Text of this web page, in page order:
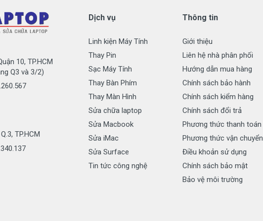
hàng Đông Á, TP.HCM
Thiện
hàng Sacombank, TPHCM
trực tiếp gọi
được tiền.
– thay thế – bảo hành sản phẩm tại Tphcm
10, TP.HCM
Q3 và 3/2)
TP.HCM
Dịch vụ
Linh kiện Máy Tính
Thay Pin
Sạc Máy Tính
Thay Bàn Phím
Thay Màn Hình
Sửa chữa laptop
Sửa Macbook
Sửa iMac
Sửa Surface
Tin tức công nghệ
Thông tin
Giới thiệu
Liên hệ nhà phân phối
Hướng dẫn mua hàng
Chính sách bảo hành
Chính sách kiểm hàng
Chính sách đổi trả
Phương thức thanh toán
Phương thức vận chuyển
Điều khoản sử dụng
Chính sách bảo mật
Bảo vệ môi trường